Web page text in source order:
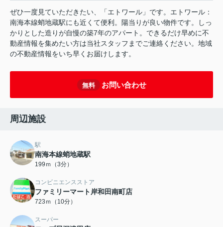
ぜひ一度見ていただきたい、「エトワール」です。エトワール：
南海本線蛸地蔵駅にも近くて便利。陽当りが良い物件です。しっ
かりとした造りが自慢の築7年のアパート。できるだけ早めに不
動産情報を集めたい方は当社スタッフまでご連絡ください。地域
の不動産情報をいち早くお届けします。
無料 お問い合わせ
周辺施設
駅
南海本線蛸地蔵駅
199ｍ（3分）
コンビニエンスストア
ファミリーマート岸和田南町店
723ｍ（10分）
スーパー